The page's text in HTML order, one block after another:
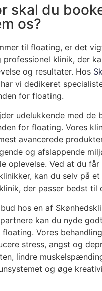
skal du
os?
til floating, er det
professionel klinik, der
og resultater. Hos
har vi dedikeret
for floating.
udelukkende med de
for floating. Vores
avancerede
og afslappende
oplevelse. Ved at du
kan du selv på
der passer bedst til
hos en af
kan du nyde
Vores
stress, angst og
lindre
og øge